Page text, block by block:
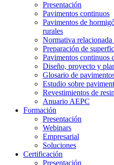
Presentación
Pavimentos continuos
Pavimentos de
rurales
Normativa
Preparación de
Pavimentos continuos
Diseño, proyecto y
Glosario de
Estudio sobre
Revestimientos de
Anuario AEPC
Formación
Presentación
Webinars
Empresarial
Soluciones
Certificación
Presentación